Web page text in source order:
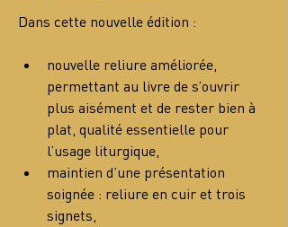
Dans cette nouvelle édition :
nouvelle reliure améliorée,
permettant au livre de s’ouvrir
plus aisément et de rester bien à
plat, qualité essentielle pour
l’usage liturgique,
maintien d’une présentation
soignée : reliure en cuir et trois
signets,